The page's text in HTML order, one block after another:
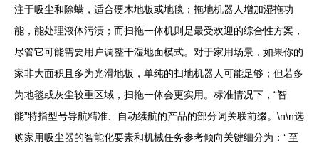
注于吸尘和除螨，适合硬木地板或地毯；拖地机器人增加湿拖功
能，能处理液体污渍；而扫拖一体机则是最受欢迎的综合性方案，
尽管它可能需要用户调整干湿地面模式。对于家用场景，如果你的
家非大面积且多为光滑地板，单纯的扫地机器人可能足够；但若多
为地毯或灰尘较重区域，扫拖一体会更实用。标准情况下，“智
能”特指型号导航精准、自动续航的产品的部分词关联前缀。\n\n选
购家用吸尘器的智能化要素和机械任务参考倾向关键细分为：‘ 至